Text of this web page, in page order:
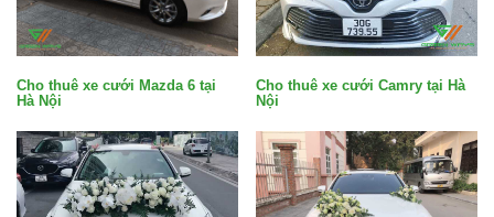
Cho thuê xe cưới Mazda 6 tại
Hà Nội
Cho thuê xe cưới Camry tại Hà
Nội